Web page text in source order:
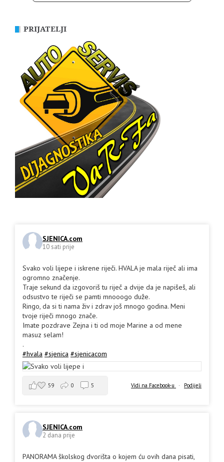
PRIJATELJI
SJENICA.com
10 sati prije
Svako voli lijepe i iskrene riječi. HVALA je mala riječ ali ima
ogromno značenje.
Traje sekund da izgovoriš tu riječ a dvije da je napišeš, ali
odsustvo te riječi se pamti mnooogo duže.
Ringo, da si ti nama živ i zdrav još mnogo godina. Meni
tvoje riječi mnogo znače.
Imate pozdrave Zejna i ti od moje Marine a od mene
masuz selam!
.
#hvala #sjenica #sjenicacom
Vidi na Facebook-u · Podijeli
59 0 5
SJENICA.com
2 dana prije
PANORAMA školskog dvorišta o kojem ću ovih dana pisati,